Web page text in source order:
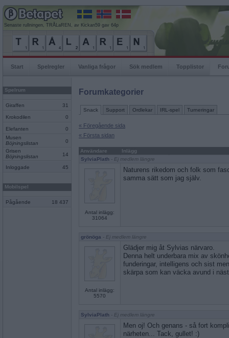
Senaste rullningen, TRÅLaREN, av Kickan59 gav 64p
Start Spelregler Vanliga frågor Sök medlem Topplistor
Spelrum
Giraffen 31
Krokodilen 0
Elefanten
0
Musen
Böjningslistan
0
Grisen
Böjningslistan
14
Inloggade 45
Mobilspel
Pågående 18 437
Forumkategorier
Snack Support Ordlekar IRL-spel Turneringar
« Föregående sida
« Första sidan
Användare
Inlägg
SylviaPlath - Ej medlem längre
Antal inlägg:
31064
Naturens rikedom och folk som
samma sätt som jag själv.
grönöga - Ej medlem längre
Antal inlägg:
5570
Glädjer mig åt Sylvias närvaro.
Denna helt underbara mix av
funderingar, intelligens och sist
skärpa som kan väcka avund i
SylviaPlath - Ej medlem längre
Men oj! Och genans - så fort
närheten... Tack, gullet! :)